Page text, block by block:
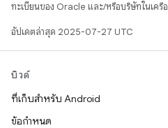
ทะเบียนของ Oracle และ/หรือบริษัทในเครือ
อัปเดตล่าสุด 2025-07-27 UTC
บิวด์
ที่เก็บสำหรับ Android
ข้อกำหนด